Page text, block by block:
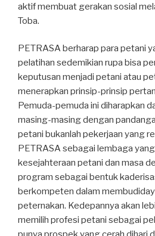
aktif membuat gerakan sosial
Toba.
PETRASA berharap para petani
pelatihan sedemikian rupa bisa
keputusan menjadi petani atau
menerapkan prinsip-prinsip
Pemuda-pemuda ini diharapkan
masing-masing dengan
petani bukanlah pekerjaan yang
PETRASA sebagai lembaga
kesejahteraan petani dan masa
program sebagai bentuk
berkompeten dalam
peternakan. Kedepannya akan
memilih profesi petani sebagai